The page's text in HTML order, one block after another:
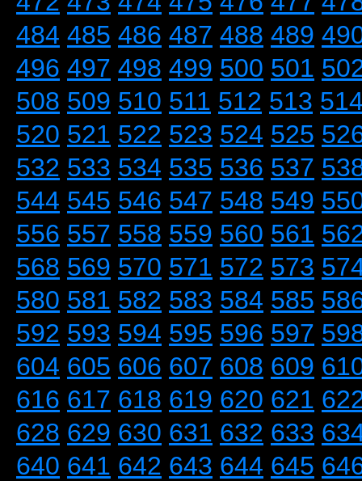
484 485 486 487 488 489
496 497 498 499 500 501
508 509 510 511 512 513
520 521 522 523 524 525
532 533 534 535 536 537
544 545 546 547 548 549
556 557 558 559 560 561
568 569 570 571 572 573
580 581 582 583 584 585
592 593 594 595 596 597
604 605 606 607 608 609
616 617 618 619 620 621
628 629 630 631 632 633
640 641 642 643 644 645